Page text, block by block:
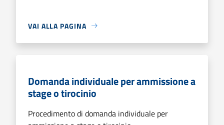
VAI ALLA PAGINA
Domanda individuale per ammissione a
stage o tirocinio
Procedimento di domanda individuale per